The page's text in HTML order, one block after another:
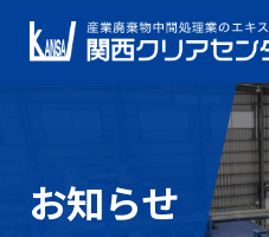
お知らせ